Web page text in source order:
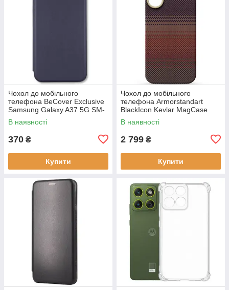
Чохол до мобільного
телефона BeCover Exclusive
Samsung Galaxy A37 5G SM-
A376 Deep Blue (715019)
В наявності
370 ₴
Купити
Чохол до мобільного
телефона Armorstandart
BlackIcon Kevlar MagCase
Apple iPhone 17 Sunset
(ARM90153)
В наявності
2 799 ₴
Купити